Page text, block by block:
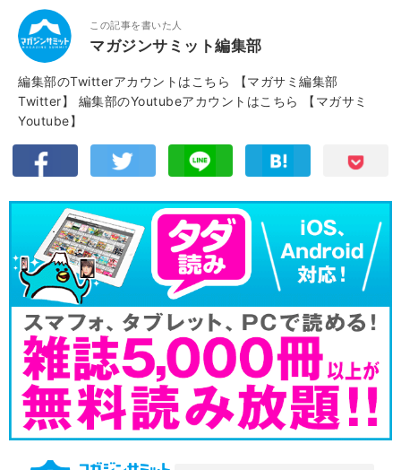
この記事を書いた人
マガジンサミット編集部
編集部のTwitterアカウントはこちら
【マガサミ編集部
Twitter】
編集部のYoutubeアカウントはこちら
【マガサミ
Youtube】